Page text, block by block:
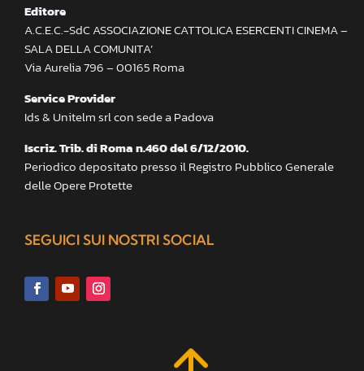
Editore
A.C.E.C.-SdC ASSOCIAZIONE CATTOLICA ESERCENTI CINEMA –
SALA DELLA COMUNITA’
Via Aurelia 796 – 00165 Roma
Service Provider
Ids & Unitelm srl con sede a Padova
Iscriz. Trib. di Roma n.460 del 6/12/2010.
Periodico depositato presso il Registro Pubblico Generale
delle Opere Protette
SEGUICI SUI NOSTRI SOCIAL